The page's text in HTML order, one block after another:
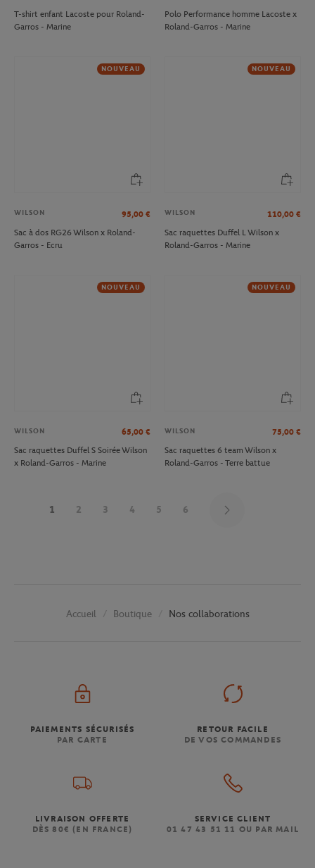
T-shirt enfant Lacoste pour Roland-
Garros - Marine
Polo Performance homme Lacoste x
Roland-Garros - Marine
NOUVEAU
WILSON 95,00 €
Sac à dos RG26 Wilson x Roland-
Garros - Ecru
NOUVEAU
WILSON 110,00 €
Sac raquettes Duffel L Wilson x
Roland-Garros - Marine
NOUVEAU
WILSON 65,00 €
Sac raquettes Duffel S Soirée Wilson
x Roland-Garros - Marine
NOUVEAU
WILSON 75,00 €
Sac raquettes 6 team Wilson x
Roland-Garros - Terre battue
1 2 3 4 5 6
Accueil Boutique Nos collaborations
PAIEMENTS SÉCURISÉS
PAR CARTE
RETOUR FACILE
DE VOS COMMANDES
LIVRAISON OFFERTE
DÈS 80€ (EN FRANCE)
SERVICE CLIENT
01 47 43 51 11 OU PAR MAIL